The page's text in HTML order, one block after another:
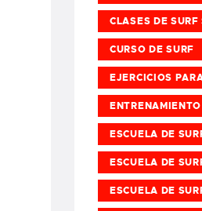
CLASES DE
CURSO DE SURF
EJERCICIOS
ESCUELA DE
ESCUELA DE
ESCUELA DE